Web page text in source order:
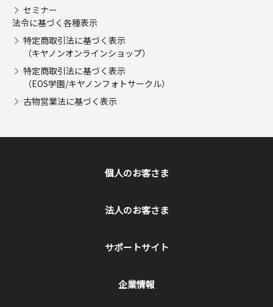
セミナー
法令に基づく各種表示
特定商取引法に基づく表示
（キヤノンオンラインショップ）
特定商取引法に基づく表示
（EOS学園/キヤノンフォトサークル）
古物営業法に基づく表示
個人のお客さま
法人のお客さま
サポートサイト
企業情報